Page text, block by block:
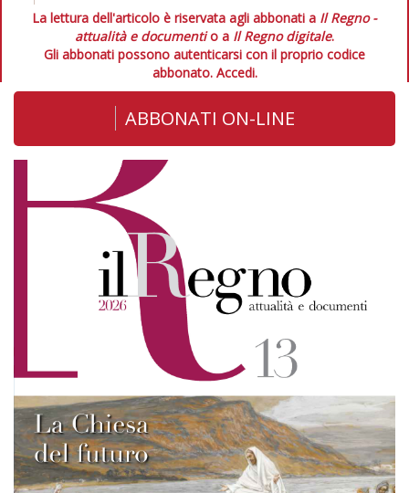
La lettura dell'articolo è riservata agli abbonati a Il Regno -
attualità e documentio a Il Regno digitale.
Gli abbonati possono autenticarsi con il proprio codice
abbonato. Accedi.
ABBONATI ON-LINE